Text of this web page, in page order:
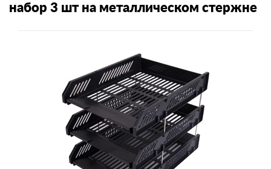
набор 3 шт на металлическом стержне